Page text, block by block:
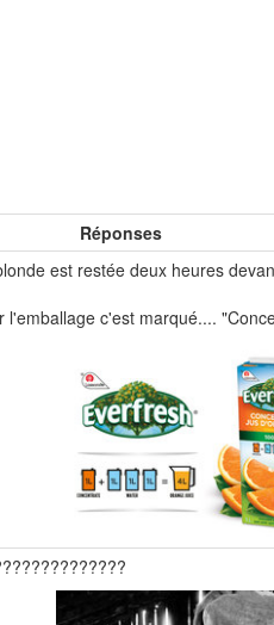
Réponses
est restée deux heures
l'emballage c'est marqué....